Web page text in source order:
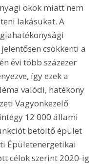
okok miatt nem
lakásukat. A
csökkenti a
évi több százezer
így ezek a
valódi, hatékony
Vagyonkezelő
12 000 állami
betöltő épület
Épületenergetikai
célok szerint 2020-ig